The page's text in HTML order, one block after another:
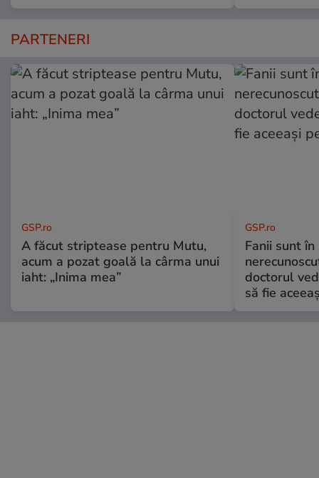
PARTENERI
GSP.ro
A făcut striptease pentru Mutu,
acum a pozat goală la cârma unui
iaht: „Inima mea”
GSP.ro
Fanii sunt în
doctorul
să fie